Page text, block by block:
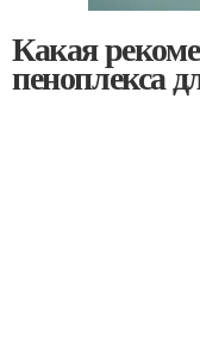
Какая
пеноплекса